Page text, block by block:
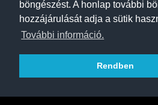
böngészést. A honlap további
hozzájárulását adja a sütik
További információ.
Rendben
A Ferencvárosi Torna Club hivatalos
Az oldalon található írott és képi
megjelölésével, internetes felhasználás
használhatóak fel.